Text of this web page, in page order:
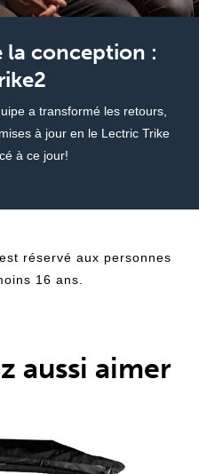
la conception :
a transformé les retours,
à jour en le Lectric Trike
à ce jour!
réservé aux personnes
16 ans.
aussi aimer